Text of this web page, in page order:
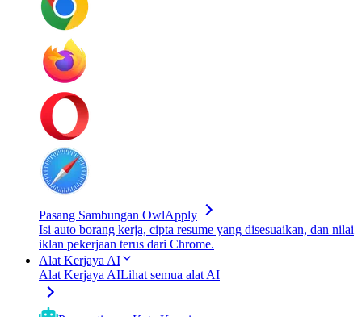
Pasang Sambungan OwlApply
Isi auto borang kerja, cipta resume yang disesuaikan, dan nilai
iklan pekerjaan terus dari Chrome.
Alat Kerjaya AI
Alat Kerjaya AILihat semua alat AI